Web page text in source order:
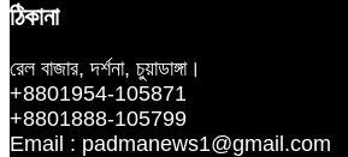
ঠিকানা
রেল বাজার, দর্শনা, চুয়াডাঙ্গা।
+8801954-105871
+8801888-105799
Email : padmanews1@gmail.com